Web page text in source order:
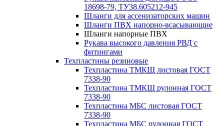
18698-79, ТУ38.605212-945
Шланги для ассенизаторских машин
Шланги ПВХ напорно-всасывающие
Шланги напорные ПВХ
Рукава высокого давления РВД с
фитингами
Техпластины резиновые
Техпластина ТМКЩ листовая ГОСТ
7338-90
Техпластина ТМКЩ рулонная ГОСТ
7338-90
Техпластина МБС листовая ГОСТ
7338-90
Техпластина МБС рулонная ГОСТ